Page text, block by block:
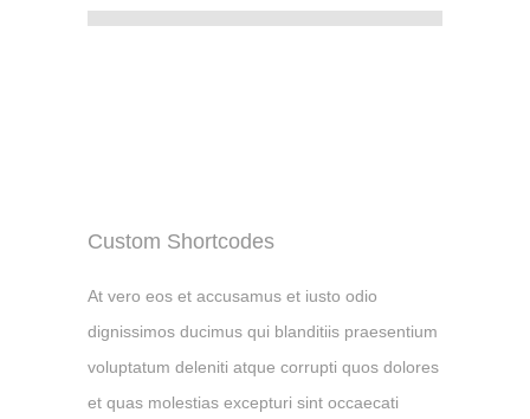
Custom Shortcodes
At vero eos et accusamus et iusto odio
dignissimos ducimus qui blanditiis praesentium
voluptatum deleniti atque corrupti quos dolores
et quas molestias excepturi sint occaecati